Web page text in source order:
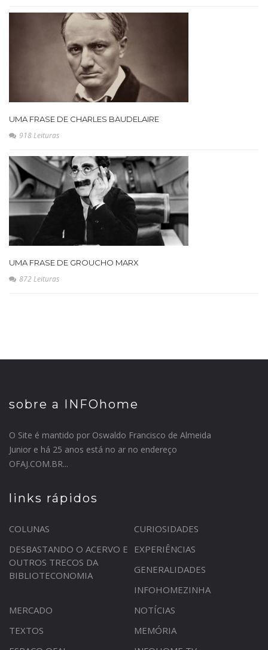
UMA FRASE DE CHARLES BAUDELAIRE
918 Leituras
UMA FRASE DE GROUCHO MARX
872 Leituras
sobre a INFOhome
O Site é mantido por Oswaldo Francisco de Almeida
Junior e há 25 anos está no ar no endereço
OFAJ.COM.BR...
links rápidos
COLUNAS
CURIOSIDADES
DESBASTANDO O ACERVO E
OUTROS TRECOS DA
BIBLIOTECONOMIA
EXPERIÊNCIAS
GENERALIDADES
INFOHOMEZINHA
MERCADO
NOTÍCIAS
TEXTOS
MEMÓRIA